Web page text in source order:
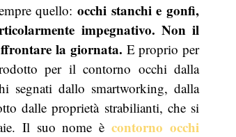
quello: occhi stanchi e gonfi,
impegnativo. Non il
la giornata. E proprio per
per il contorno occhi dalla
segnati dallo smartworking, dalla
dalle proprietà strabilianti, che si
Il suo nome ècontorno occhi